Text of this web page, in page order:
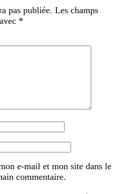
pas publiée. Les champs
*
e-mail et mon site dans le
commentaire.